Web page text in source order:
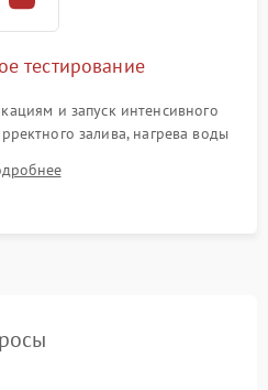
тестирование
и запуск интенсивного
залива, нагрева воды
посторонних шумов,
сухости в поддоне.